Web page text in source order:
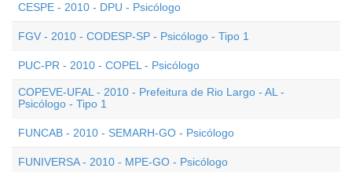
CESPE - 2010 - DPU - Psicólogo
FGV - 2010 - CODESP-SP - Psicólogo - Tipo 1
PUC-PR - 2010 - COPEL - Psicólogo
COPEVE-UFAL - 2010 - Prefeitura de Rio Largo - AL -
Psicólogo - Tipo 1
FUNCAB - 2010 - SEMARH-GO - Psicólogo
FUNIVERSA - 2010 - MPE-GO - Psicólogo